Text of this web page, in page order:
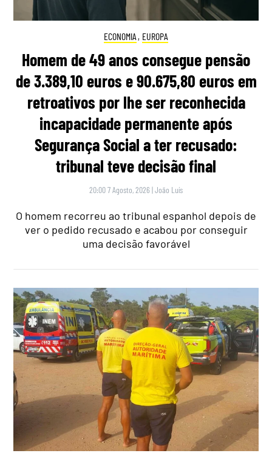
ECONOMIA , EUROPA
Homem de 49 anos consegue pensão
de 3.389,10 euros e 90.675,80 euros em
retroativos por lhe ser reconhecida
incapacidade permanente após
Segurança Social a ter recusado:
tribunal teve decisão final
20:00 7 Agosto, 2026 |João Luís
O homem recorreu ao tribunal espanhol depois de
ver o pedido recusado e acabou por conseguir
uma decisão favorável